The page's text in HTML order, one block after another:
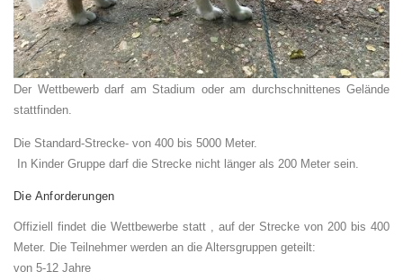
Der Wettbewerb darf am Stadium oder am durchschnittenes Gelände
stattfinden.
Die Standard-Strecke- von 400 bis 5000 Meter.
In Kinder Gruppe darf die Strecke nicht länger als 200 Meter sein.
Die Anforderungen
Offiziell findet die Wettbewerbe statt , auf der Strecke von 200 bis 400
Meter. Die Teilnehmer werden an die Altersgruppen geteilt:
von 5-12 Jahre